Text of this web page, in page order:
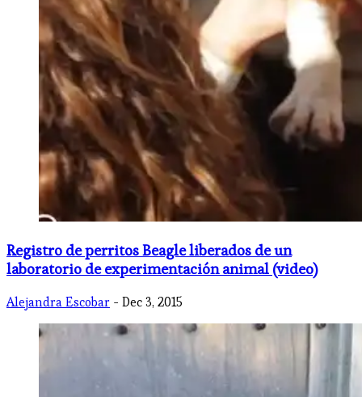
Registro de perritos Beagle liberados de un
laboratorio de experimentación animal (video)
Alejandra Escobar - Dec 3, 2015